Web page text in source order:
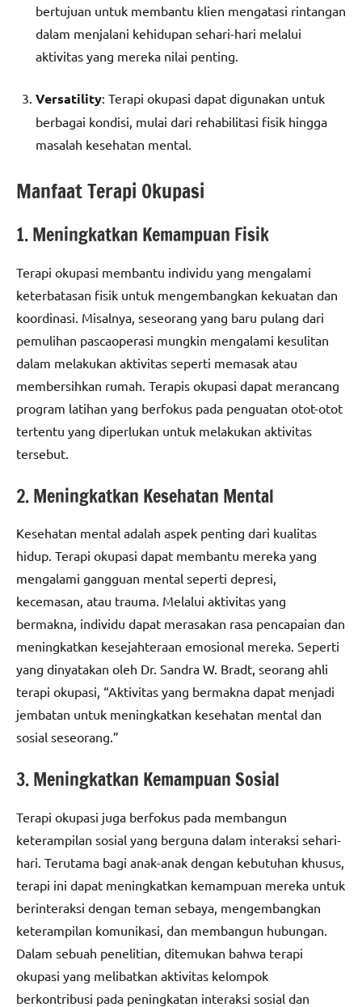
bertujuan untuk membantu klien mengatasi rintangan
dalam menjalani kehidupan sehari-hari melalui
aktivitas yang mereka nilai penting.
Versatility: Terapi okupasi dapat digunakan untuk
berbagai kondisi, mulai dari rehabilitasi fisik hingga
masalah kesehatan mental.
Manfaat Terapi Okupasi
1. Meningkatkan Kemampuan Fisik
Terapi okupasi membantu individu yang mengalami
keterbatasan fisik untuk mengembangkan kekuatan dan
koordinasi. Misalnya, seseorang yang baru pulang dari
pemulihan pascaoperasi mungkin mengalami kesulitan
dalam melakukan aktivitas seperti memasak atau
membersihkan rumah. Terapis okupasi dapat merancang
program latihan yang berfokus pada penguatan otot-otot
tertentu yang diperlukan untuk melakukan aktivitas
tersebut.
2. Meningkatkan Kesehatan Mental
Kesehatan mental adalah aspek penting dari kualitas
hidup. Terapi okupasi dapat membantu mereka yang
mengalami gangguan mental seperti depresi,
kecemasan, atau trauma. Melalui aktivitas yang
bermakna, individu dapat merasakan rasa pencapaian dan
meningkatkan kesejahteraan emosional mereka. Seperti
yang dinyatakan oleh Dr. Sandra W. Bradt, seorang ahli
terapi okupasi, “Aktivitas yang bermakna dapat menjadi
jembatan untuk meningkatkan kesehatan mental dan
sosial seseorang.”
3. Meningkatkan Kemampuan Sosial
Terapi okupasi juga berfokus pada membangun
keterampilan sosial yang berguna dalam interaksi sehari-
hari. Terutama bagi anak-anak dengan kebutuhan khusus,
terapi ini dapat meningkatkan kemampuan mereka untuk
berinteraksi dengan teman sebaya, mengembangkan
keterampilan komunikasi, dan membangun hubungan.
Dalam sebuah penelitian, ditemukan bahwa terapi
okupasi yang melibatkan aktivitas kelompok
berkontribusi pada peningkatan interaksi sosial dan